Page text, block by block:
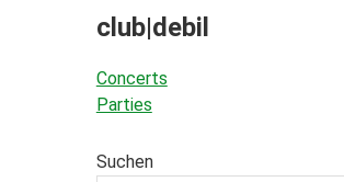
club|debil
Concerts
Parties
Suchen